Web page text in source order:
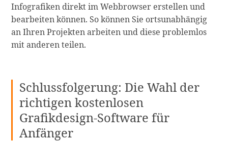
Infografiken direkt im Webbrowser erstellen und
bearbeiten können. So können Sie ortsunabhängig
an Ihren Projekten arbeiten und diese problemlos
mit anderen teilen.
Schlussfolgerung: Die Wahl der
richtigen kostenlosen
Grafikdesign-Software für
Anfänger